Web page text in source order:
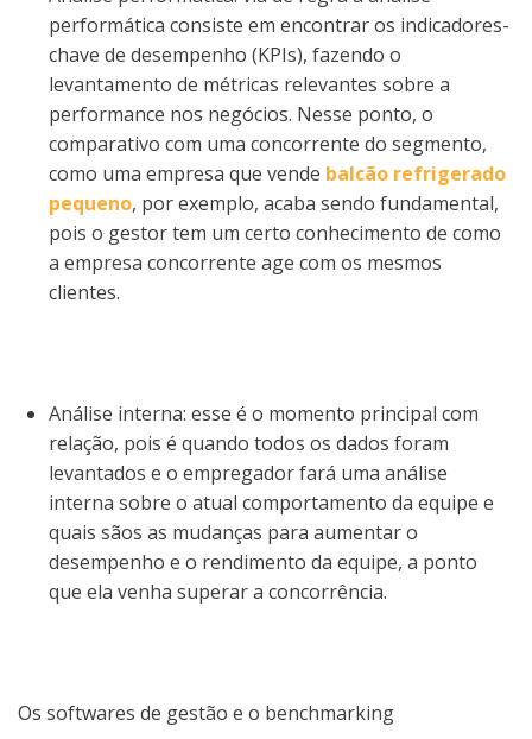
performática consiste em encontrar os indicadores-
chave de desempenho (KPIs), fazendo o
levantamento de métricas relevantes sobre a
performance nos negócios. Nesse ponto, o
comparativo com uma concorrente do segmento,
como uma empresa que vende balcão refrigerado
pequeno, por exemplo, acaba sendo fundamental,
pois o gestor tem um certo conhecimento de como
a empresa concorrente age com os mesmos
clientes.
Análise interna: esse é o momento principal com
relação, pois é quando todos os dados foram
levantados e o empregador fará uma análise
interna sobre o atual comportamento da equipe e
quais sãos as mudanças para aumentar o
desempenho e o rendimento da equipe, a ponto
que ela venha superar a concorrência.
Os softwares de gestão e o benchmarking